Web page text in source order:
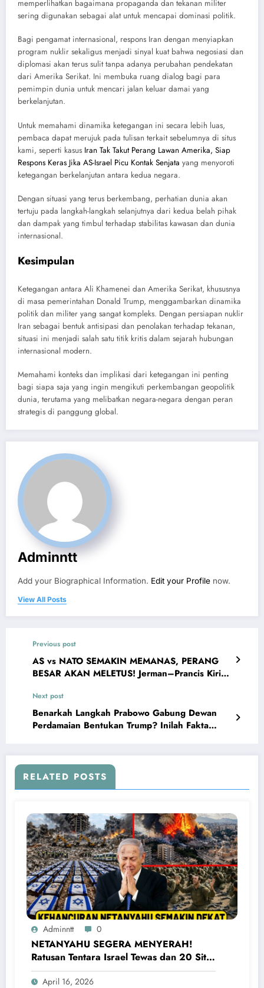
memperlihatkan bagaimana propaganda dan tekanan militer
sering digunakan sebagai alat untuk mencapai dominasi politik.
Bagi pengamat internasional, respons Iran dengan menyiapkan
program nuklir sekaligus menjadi sinyal kuat bahwa negosiasi dan
diplomasi akan terus sulit tanpa adanya perubahan pendekatan
dari Amerika Serikat. Ini membuka ruang dialog bagi para
pemimpin dunia untuk mencari jalan keluar damai yang
berkelanjutan.
Untuk memahami dinamika ketegangan ini secara lebih luas,
pembaca dapat merujuk pada tulisan terkait sebelumnya di situs
kami, seperti kasus Iran Tak Takut Perang Lawan Amerika, Siap
Respons Keras Jika AS-Israel Picu Kontak Senjata yang menyoroti
ketegangan berkelanjutan antara kedua negara.
Dengan situasi yang terus berkembang, perhatian dunia akan
tertuju pada langkah-langkah selanjutnya dari kedua belah pihak
dan dampak yang timbul terhadap stabilitas kawasan dan dunia
internasional.
Kesimpulan
Ketegangan antara Ali Khamenei dan Amerika Serikat, khususnya
di masa pemerintahan Donald Trump, menggambarkan dinamika
politik dan militer yang sangat kompleks. Dengan persiapan nuklir
Iran sebagai bentuk antisipasi dan penolakan terhadap tekanan,
situasi ini menjadi salah satu titik kritis dalam sejarah hubungan
internasional modern.
Memahami konteks dan implikasi dari ketegangan ini penting
bagi siapa saja yang ingin mengikuti perkembangan geopolitik
dunia, terutama yang melibatkan negara-negara dengan peran
strategis di panggung global.
Adminntt
Add your Biographical Information. Edit your Profile now.
View All Posts
Previous post
AS vs NATO SEMAKIN MEMANAS, PERANG
BESAR AKAN MELETUS! Jerman–Prancis Kirim
Next post
Benarkah Langkah Prabowo Gabung Dewan
Perdamaian Bentukan Trump? Inilah Fakta
RELATED POSTS
Adminntt 0
NETANYAHU SEGERA MENYERAH!
Ratusan Tentara Israel Tewas dan 20 Situs
Penting Meledak
April 16, 2026